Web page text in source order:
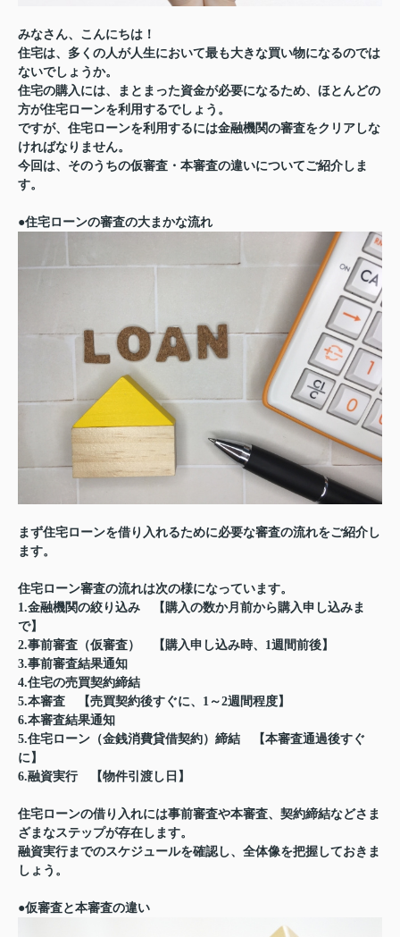
みなさん、こんにちは！
住宅は、多くの人が人生において最も大きな買い物になるのでは
ないでしょうか。
住宅の購入には、まとまった資金が必要になるため、ほとんどの
方が住宅ローンを利用するでしょう。
ですが、住宅ローンを利用するには金融機関の審査をクリアしな
ければなりません。
今回は、そのうちの仮審査・本審査の違いについてご紹介しま
す。
●住宅ローンの審査の大まかな流れ
まず住宅ローンを借り入れるために必要な審査の流れをご紹介し
ます。
住宅ローン審査の流れは次の様になっています。
1.金融機関の絞り込み 【購入の数か月前から購入申し込みま
で】
2.事前審査（仮審査） 【購入申し込み時、1週間前後】
3.事前審査結果通知
4.住宅の売買契約締結
5.本審査 【売買契約後すぐに、1～2週間程度】
6.本審査結果通知
5.住宅ローン（金銭消費貸借契約）締結 【本審査通過後すぐ
に】
6.融資実行 【物件引渡し日】
住宅ローンの借り入れには事前審査や本審査、契約締結などさま
ざまなステップが存在します。
融資実行までのスケジュールを確認し、全体像を把握しておきま
しょう。
●仮審査と本審査の違い